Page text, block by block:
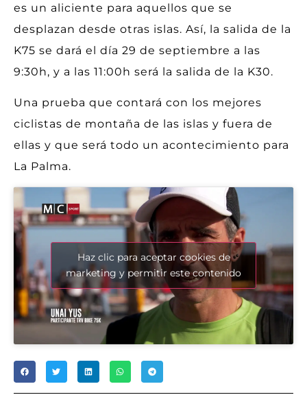
es un aliciente para aquellos que se
desplazan desde otras islas. Así, la salida de la
K75 se dará el día 29 de septiembre a las
9:30h, y a las 11:00h será la salida de la K30.
Una prueba que contará con los mejores
ciclistas de montaña de las islas y fuera de
ellas y que será todo un acontecimiento para
La Palma.
Haz clic para aceptar cookies de
marketing y permitir este contenido